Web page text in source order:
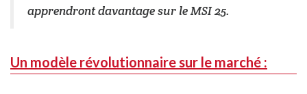
apprendront davantage sur le MSI 25.
Un modèle révolutionnaire sur le marché :